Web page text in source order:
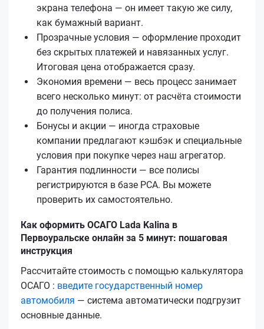
экрана телефона — он имеет такую же силу,
как бумажный вариант.
Прозрачные условия — оформление проходит
без скрытых платежей и навязанных услуг.
Итоговая цена отображается сразу.
Экономия времени — весь процесс занимает
всего несколько минут: от расчёта стоимости
до получения полиса.
Бонусы и акции — иногда страховые
компании предлагают кэшбэк и специальные
условия при покупке через наш агрегатор.
Гарантия подлинности — все полисы
регистрируются в базе РСА. Вы можете
проверить их самостоятельно.
Как оформить ОСАГО Lada Kalina в
Первоуральске онлайн за 5 минут: пошаговая
инструкция
Рассчитайте стоимость с помощью калькулятора
ОСАГО : введите государственный номер
автомобиля — система автоматически подгрузит
основные данные.